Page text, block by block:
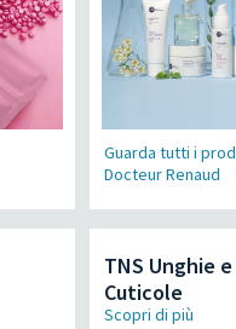
Guarda tutti i
Docteur Renaud
TNS Unghie e
Cuticole
Scopri di più